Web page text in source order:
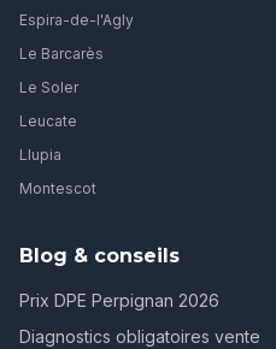
Espira-de-l'Agly
Le Barcarès
Le Soler
Leucate
Llupia
Montescot
Blog & conseils
Prix DPE Perpignan 2026
Diagnostics obligatoires vente